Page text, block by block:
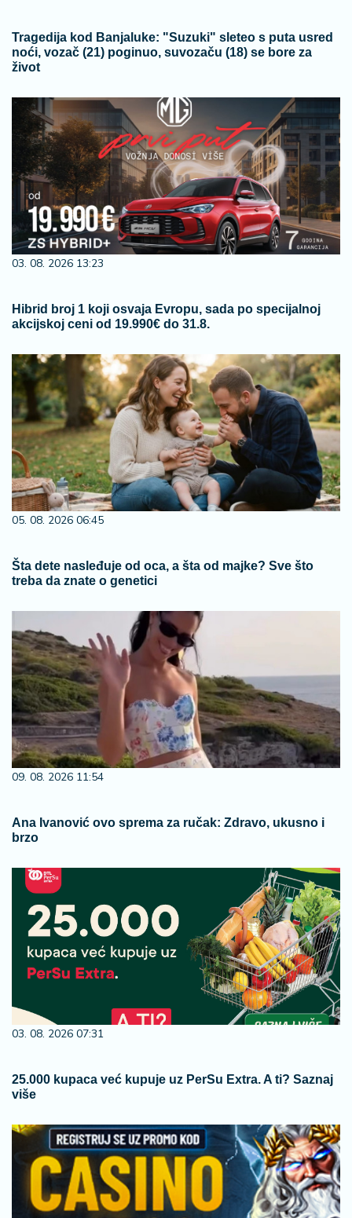
Tragedija kod Banjaluke: "Suzuki" sleteo s puta usred
noći, vozač (21) poginuo, suvozaču (18) se bore za
život
03. 08. 2026 13:23
Hibrid broj 1 koji osvaja Evropu, sada po specijalnoj
akcijskoj ceni od 19.990€ do 31.8.
05. 08. 2026 06:45
Šta dete nasleđuje od oca, a šta od majke? Sve što
treba da znate o genetici
09. 08. 2026 11:54
Ana Ivanović ovo sprema za ručak: Zdravo, ukusno i
brzo
03. 08. 2026 07:31
25.000 kupaca već kupuje uz PerSu Extra. A ti? Saznaj
više